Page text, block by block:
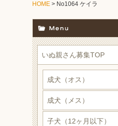
HOME > No1064 ケイラ
いぬ親さん募集TOP
成犬（オス）
成犬（メス）
子犬（12ヶ月以下）